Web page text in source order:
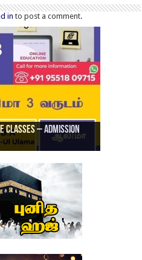
in to post a comment.
Classes – Admission
Classes – BA Arabic
ADMISSION
Jamia Al Hajiri
Riyadh